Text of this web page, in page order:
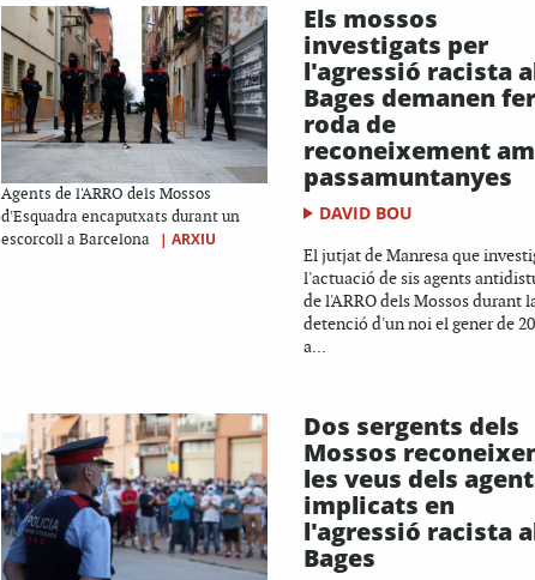
Agents de l'ARRO dels Mossos
d'Esquadra encaputxats durant un
escorcoll a Barcelona
| ARXIU
Els mossos
investigats per
l'agressió racista
Bages demanen
roda de
reconeixement
passamuntanyes
DAVID BOU
El jutjat de Manresa que
l'actuació de sis agents
de l'ARRO dels Mossos durant
detenció d'un noi el gener de
a...
Dos sergents dels
Mossos
les veus dels
implicats en
l'agressió racista
Bages